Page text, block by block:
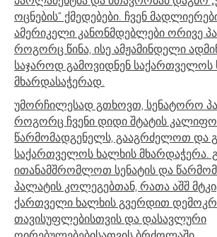
ოცნების“ ქმედებები. ჩვენ
ამერიკელი კანონმდებლები ორივე
როგორც წინა, ისე ამჟამინდელი
საჯაროდ გამოვიდნენ საქართველოს
მხარდასაჭერად.
უმორჩილესად გთხოვთ, სენატორო
როგორც ჩვენი დიდი შტატის
წარმომადგენელს, გააგრძელოთ და
საქართველოს ხალხის მხარდაჭერა.
ითანამშრომლოთ სენატის და
პალატის კოლეგებთან, რათა აშშ
ქართველი ხალხის გვერდით
თავისუფლებისთვის და დასავლური